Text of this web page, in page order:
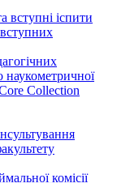
вступні іспити
наукометричної
Collection
комісії